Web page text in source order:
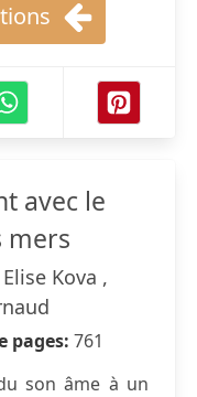
avec le
mers
Elise Kova ,
pages: 761
son âme à un